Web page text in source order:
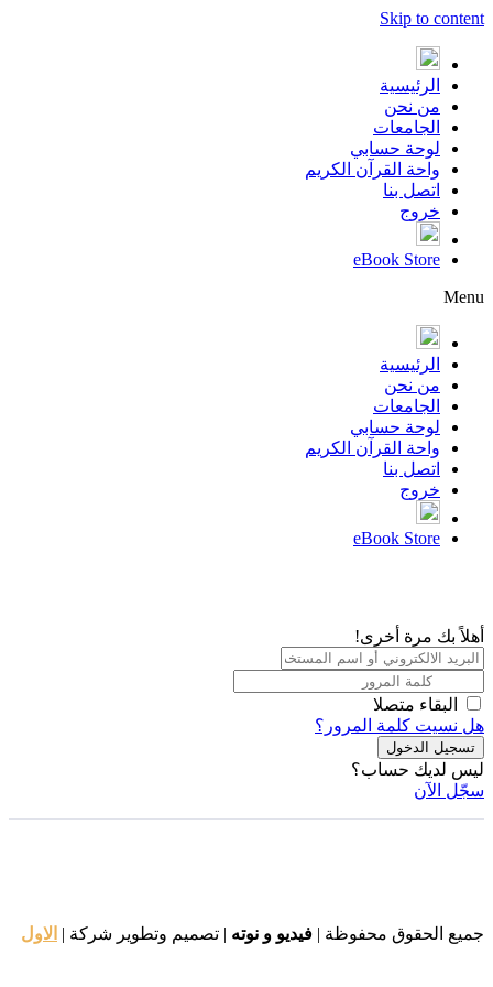
Skip to content
الرئيسية
من نحن
الجامعات
لوحة حسابي
واحة القرآن الكريم
اتصل بنا
خروج
eBook Store
Menu
الرئيسية
من نحن
الجامعات
لوحة حسابي
واحة القرآن الكريم
اتصل بنا
خروج
eBook Store
أهلاً بك مرة أخرى!
البقاء متصلا
هل نسيت كلمة المرور؟
تسجيل الدخول
ليس لديك حساب؟
سجّل الآن
جميع الحقوق محفوظة | فيديو و نوته | تصميم وتطوير شركة | الاول